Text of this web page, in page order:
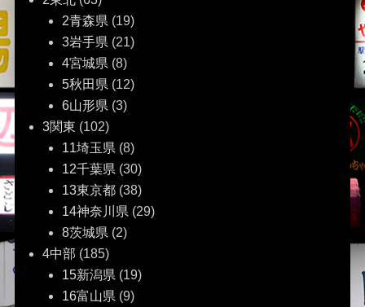
ン
2青森県 (19)
3岩手県 (21)
4宮城県 (8)
5秋田県 (12)
6山形県 (3)
3関東 (102)
11埼玉県 (8)
12千葉県 (30)
13東京都(38)
14神奈川県 (29)
8茨城県 (2)
4中部 (185)
15新潟県 (19)
16富山県 (9)